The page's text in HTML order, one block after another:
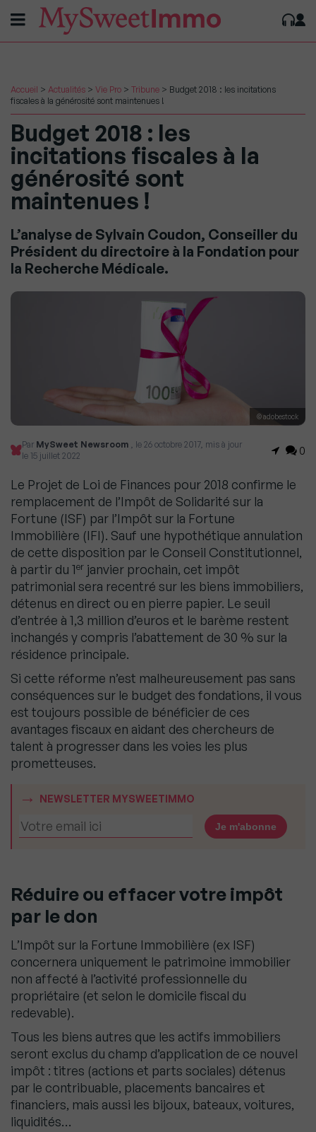
Accueil > Actualités > Vie Pro > Tribune > Budget 2018 : les incitations
fiscales à la générosité sont maintenues !
Budget 2018 : les
incitations fiscales à la
générosité sont
maintenues !
L’analyse de Sylvain Coudon, Conseiller du
Président du directoire à la Fondation pour
la Recherche Médicale.
© adobestock
Par MySweet Newsroom , le 26 octobre 2017, mis à jour
le 15 juillet 2022
0
Le Projet de Loi de Finances pour 2018 confirme le
remplacement de l’Impôt de Solidarité sur la
Fortune (ISF) par l’Impôt sur la Fortune
Immobilière (IFI). Sauf une hypothétique annulation
de cette disposition par le Conseil Constitutionnel,
à partir du 1er janvier prochain, cet impôt
patrimonial sera recentré sur les biens immobiliers,
détenus en direct ou en pierre papier. Le seuil
d’entrée à 1,3 million d’euros et le barème restent
inchangés y compris l’abattement de 30 % sur la
résidence principale.
Si cette réforme n’est malheureusement pas sans
conséquences sur le budget des fondations, il vous
est toujours possible de bénéficier de ces
avantages fiscaux en aidant des chercheurs de
talent à progresser dans les voies les plus
prometteuses.
NEWSLETTER MYSWEETIMMO
Réduire ou effacer votre impôt
par le don
L’Impôt sur la Fortune Immobilière (ex ISF)
concernera uniquement le patrimoine immobilier
non affecté à l’activité professionnelle du
propriétaire (et selon le domicile fiscal du
redevable).
Tous les biens autres que les actifs immobiliers
seront exclus du champ d’application de ce nouvel
impôt : titres (actions et parts sociales) détenus
par le contribuable, placements bancaires et
financiers, mais aussi les bijoux, bateaux, voitures,
liquidités…